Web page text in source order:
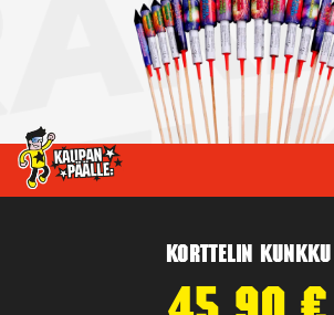
Korttelin kunkku